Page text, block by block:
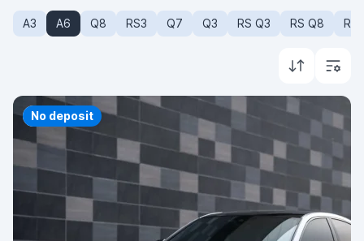
A3 A6 Q8 RS3 Q7 Q3 RS Q3 RS Q8 R8
Priority
No deposit